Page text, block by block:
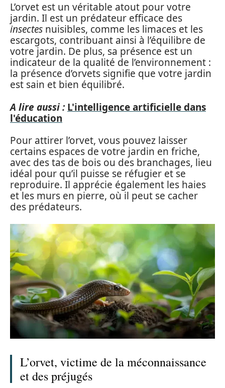
L’orvet est un véritable atout pour votre
jardin. Il est un prédateur efficace des
insectes nuisibles, comme les limaces et les
escargots, contribuant ainsi à l’équilibre de
votre jardin. De plus, sa présence est un
indicateur de la qualité de l’environnement :
la présence d’orvets signifie que votre jardin
est sain et bien équilibré.
A lire aussi : L'intelligence artificielle dans
l'éducation
Pour attirer l’orvet, vous pouvez laisser
certains espaces de votre jardin en friche,
avec des tas de bois ou des branchages, lieu
idéal pour qu’il puisse se réfugier et se
reproduire. Il apprécie également les haies
et les murs en pierre, où il peut se cacher
des prédateurs.
L’orvet, victime de la méconnaissance
et des préjugés